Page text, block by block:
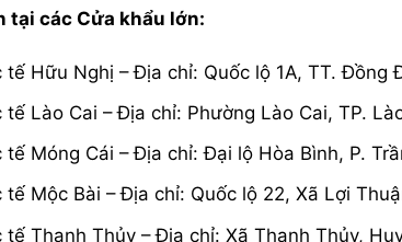
tại các Cửa khẩu lớn:
tế Hữu Nghị – Địa chỉ: Quốc lộ 1A, TT. Đồng
tế Lào Cai – Địa chỉ: Phường Lào Cai, TP.
tế Móng Cái – Địa chỉ: Đại lộ Hòa Bình, P.
tế Mộc Bài – Địa chỉ: Quốc lộ 22, Xã Lợi
tế Thanh Thủy – Địa chỉ: Xã Thanh Thủy,